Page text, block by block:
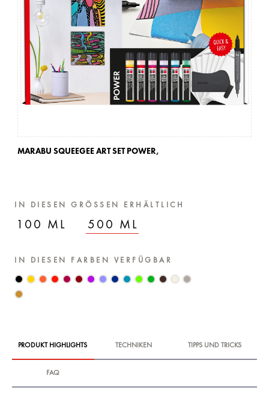
MARABU SQUEEGEE ART SET POWER,
IN DIESEN GRÖSSEN ERHÄLTLICH
100 ML 500 ML
IN DIESEN FARBEN VERFÜGBAR
PRODUKT HIGHLIGHTS TECHNIKEN TIPPS UND TRICKS
FAQ